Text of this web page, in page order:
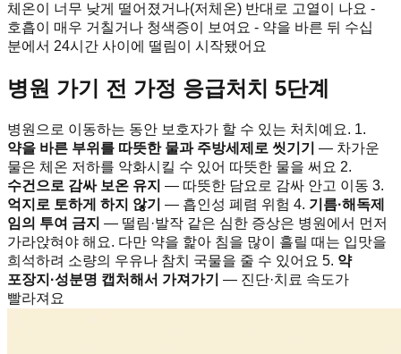
체온이 너무 낮게 떨어졌거나(저체온) 반대로 고열이 나요 -
호흡이 매우 거칠거나 청색증이 보여요 - 약을 바른 뒤 수십
분에서 24시간 사이에 떨림이 시작됐어요
병원 가기 전 가정 응급처치 5단계
병원으로 이동하는 동안 보호자가 할 수 있는 처치예요. 1.
약을 바른 부위를 따뜻한 물과 주방세제로 씻기기 — 차가운
물은 체온 저하를 악화시킬 수 있어 따뜻한 물을 써요 2.
수건으로 감싸 보온 유지 — 따뜻한 담요로 감싸 안고 이동 3.
억지로 토하게 하지 않기 — 흡인성 폐렴 위험 4. 기름·해독제
임의 투여 금지 — 떨림·발작 같은 심한 증상은 병원에서 먼저
가라앉혀야 해요. 다만 약을 핥아 침을 많이 흘릴 때는 입맛을
희석하려 소량의 우유나 참치 국물을 줄 수 있어요 5. 약
포장지·성분명 캡처해서 가져가기 — 진단·치료 속도가
빨라져요